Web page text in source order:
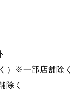
）※一部店舗除く
除く